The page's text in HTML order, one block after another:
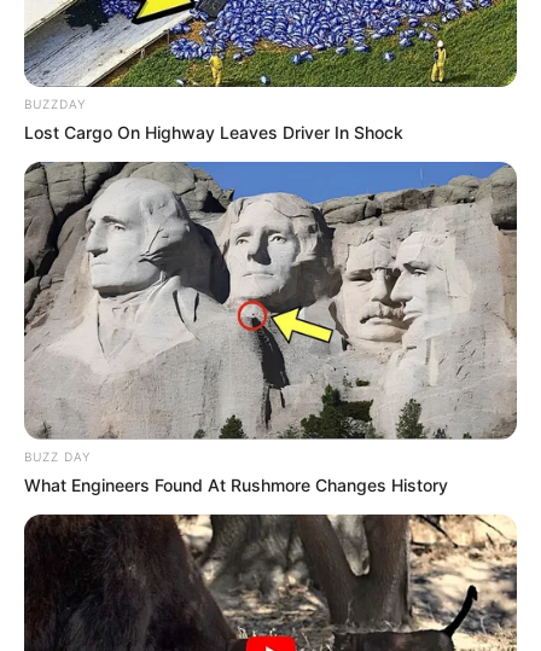
BUZZDAY
Lost Cargo On Highway Leaves Driver In Shock
BUZZ DAY
What Engineers Found At Rushmore Changes History